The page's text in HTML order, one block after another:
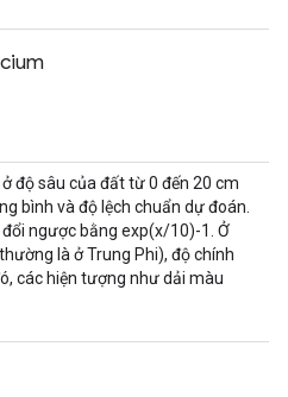
độ sâu của đất từ 0 đến 20 cm
bình và độ lệch chuẩn dự đoán.
ngược bằng exp(x/10)-1. Ở
là ở Trung Phi), độ chính
các hiện tượng như dải màu